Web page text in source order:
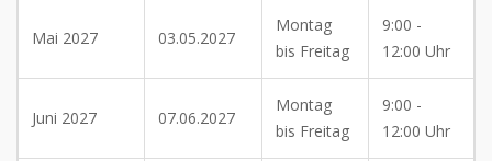
Mai 2027 03.05.2027
Montag
bis Freitag
9:00 -
12:00 Uhr
Juni 2027 07.06.2027
Montag
bis Freitag
9:00 -
12:00 Uhr